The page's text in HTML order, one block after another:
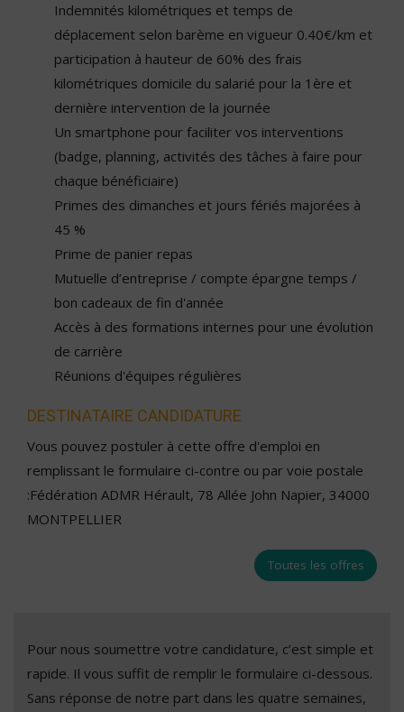
Indemnités kilométriques et temps de
déplacement selon barème en vigueur 0.40€/km et
participation à hauteur de 60% des frais
kilométriques domicile du salarié pour la 1ère et
dernière intervention de la journée
Un smartphone pour faciliter vos interventions
(badge, planning, activités des tâches à faire pour
chaque bénéficiaire)
Primes des dimanches et jours fériés majorées à
45 %
Prime de panier repas
Mutuelle d’entreprise / compte épargne temps /
bon cadeaux de fin d'année
Accès à des formations internes pour une évolution
de carrière
Réunions d'équipes régulières
DESTINATAIRE CANDIDATURE
Vous pouvez postuler à cette offre d'emploi en
remplissant le formulaire ci-contre ou par voie postale
:Fédération ADMR Hérault, 78 Allée John Napier, 34000
MONTPELLIER
Toutes les offres
Pour nous soumettre votre candidature, c’est simple et
rapide. Il vous suffit de remplir le formulaire ci-dessous.
Sans réponse de notre part dans les quatre semaines,